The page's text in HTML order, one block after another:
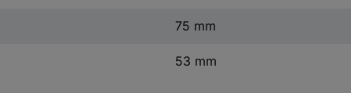
75 mm
53 mm